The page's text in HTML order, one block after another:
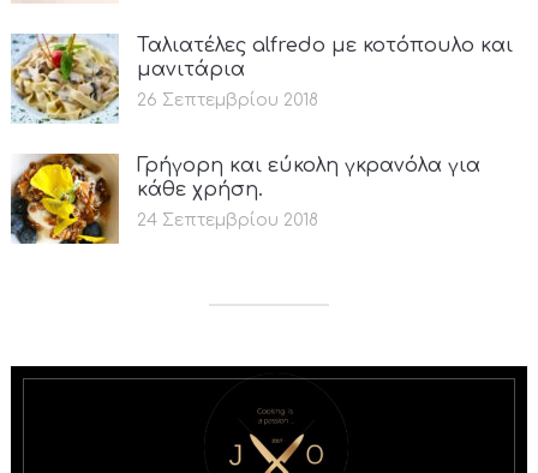
Ταλιατέλες alfredo με κοτόπουλο και
μανιτάρια
26 Σεπτεμβρίου 2018
Γρήγορη και εύκολη γκρανόλα για
κάθε χρήση.
24 Σεπτεμβρίου 2018